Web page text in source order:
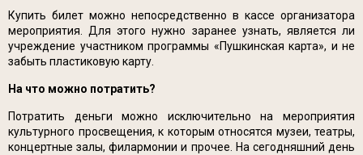
Купить билет можно непосредственно в кассе организатора
мероприятия. Для этого нужно заранее узнать, является ли
учреждение участником программы «Пушкинская карта», и не
забыть пластиковую карту.
На что можно потратить?
Потратить деньги можно исключительно на мероприятия
культурного просвещения, к которым относятся музеи, театры,
концертные залы, филармонии и прочее. На сегодняшний день